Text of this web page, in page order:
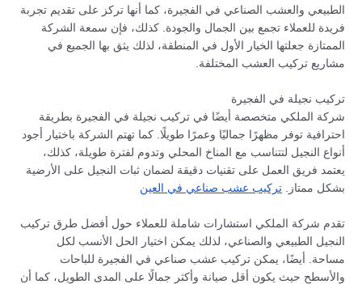
الطبيعي والعشب الصناعي في الفجيرة، كما أنها تركز على تقديم تجربة
فريدة للعملاء تجمع بين الجمال والجودة. كذلك، فإن سمعة الشركة
الممتازة جعلتها الخيار الأول في المنطقة، لذلك يثق بها الجميع في
مشاريع تركيب العشب المختلفة.
تركيب نجيلة في الفجيرة
شركة الملكي متخصصة أيضًا في تركيب نجيلة في الفجيرة بطريقة
احترافية توفر مظهرًا جماليًا وعمرًا طويلًا. كما تهتم الشركة باختيار أجود
أنواع النجيل لتتناسب مع المناخ المحلي وتدوم لفترة طويلة، كذلك،
يعتمد فريق العمل على تقنيات دقيقة لضمان ثبات النجيل على الأرضية
بشكل ممتاز.تركيب عشب صناعي في العين
تقدم شركة الملكي استشارات شاملة للعملاء حول أفضل طرق تركيب
النجيل الطبيعي والصناعي، لذلك يمكن اختيار الحل الأنسب لكل
مساحة. أيضًا، يمكن تركيب عشب صناعي في الفجيرة للباحات
والأسطح حيث يكون أقل صيانة وأكثر جمالًا على المدى الطويل، كما أن